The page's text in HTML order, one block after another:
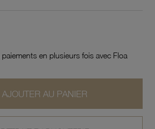
paiements en plusieurs fois avec Floa
AJOUTER AU PANIER